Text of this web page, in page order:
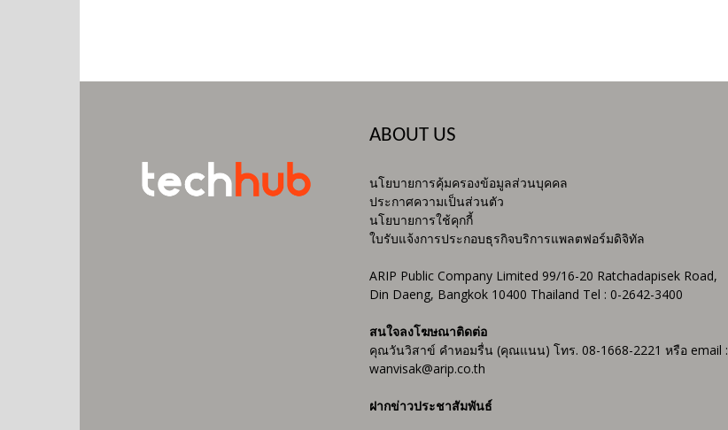
ABOUT US
นโยบายการคุ้มครองข้อมูลส่วนบุคคล
ประกาศความเป็นส่วนตัว
นโยบายการใช้คุกกี้
ใบรับแจ้งการประกอบธุรกิจบริการแพลตฟอร์มดิจิทัล
ARIP Public Company Limited 99/16-20 Ratchadapisek Road,
Din Daeng, Bangkok 10400 Thailand Tel : 0-2642-3400
สนใจลงโฆษณาติดต่อ
คุณวันวิสาข์ คำหอมรื่น (คุณแนน) โทร. 08-1668-2221 หรือ email :
wanvisak@arip.co.th
ฝากข่าวประชาสัมพันธ์